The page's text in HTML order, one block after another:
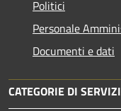
Politici
Personale
Documenti e dati
CATEGORIE DI